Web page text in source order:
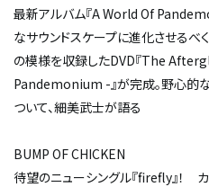
最新アルバム『A World Of
なサウンドスケープに進化させるべ
の模様を収録したDVD『The
Pandemonium -』が完成。野心的
ついて、細美武士が語る
BUMP OF CHICKEN
待望のニューシングル『firefly』！